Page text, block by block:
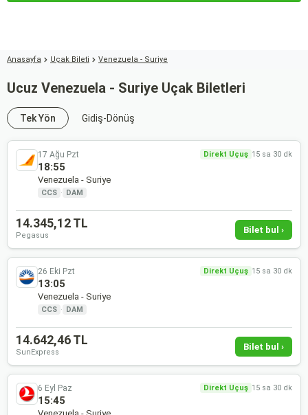
Anasayfa Uçak Bileti Venezuela - Suriye
Ucuz Venezuela - Suriye Uçak Biletleri
Tek Yön Gidiş-Dönüş
17 Ağu Pzt Direkt Uçuş 15 sa 30 dk
18:55
Venezuela - Suriye
CCS · DAM
14.345,12 TL
Pegasus
Bilet bul ›
26 Eki Pzt Direkt Uçuş 15 sa 30 dk
13:05
Venezuela - Suriye
CCS · DAM
14.642,46 TL
SunExpress
Bilet bul ›
6 Eyl Paz Direkt Uçuş 15 sa 30 dk
15:45